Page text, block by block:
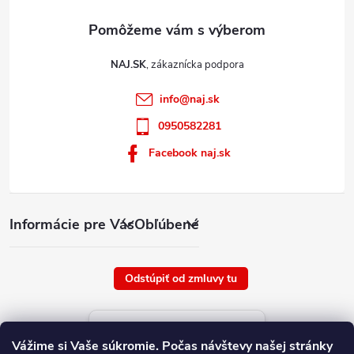
Vážime si Vaše súkromie. Počas návštevy našej stránky
Informácie pre VásObľúbené
NAJ.SK
info@naj.sk
0950582281
Facebook naj.sk
Odstúpiť od zmluvy tu
Aktuálne ceny tovaru